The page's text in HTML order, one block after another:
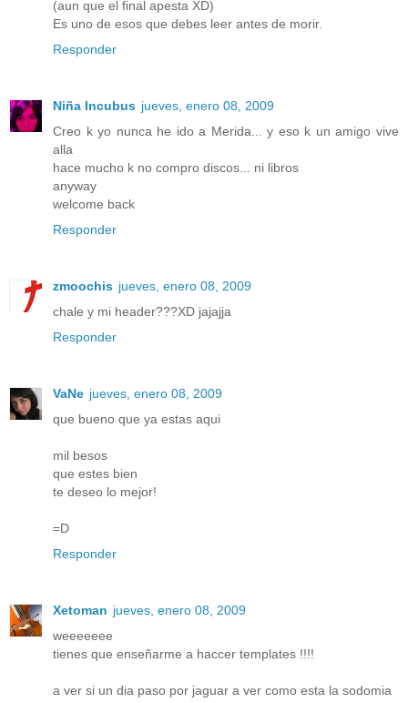
(aun que el final apesta XD)
Es uno de esos que debes leer antes de morir.
Responder
Niña Incubus jueves, enero 08, 2009
Creo k yo nunca he ido a Merida... y eso k un amigo vive
alla
hace mucho k no compro discos... ni libros
anyway
welcome back
Responder
zmoochis jueves, enero 08, 2009
chale y mi header???XD jajajja
Responder
VaNe jueves, enero 08, 2009
que bueno que ya estas aqui
mil besos
que estes bien
te deseo lo mejor!
=D
Responder
Xetoman jueves, enero 08, 2009
weeeeeee
tienes que enseñarme a haccer templates !!!!
a ver si un dia paso por jaguar a ver como esta la sodomia